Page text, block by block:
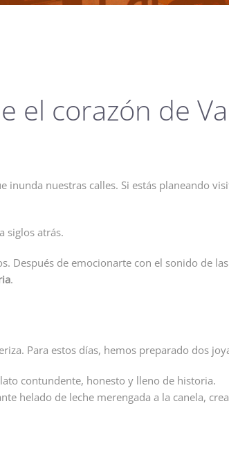
el corazón de
nuestras calles. Si estás planeando
siglos atrás.
de emocionarte con el sonido de
.
Para estos días, hemos preparado dos
contundente, honesto y lleno de historia.
helado de leche merengada a la canela,